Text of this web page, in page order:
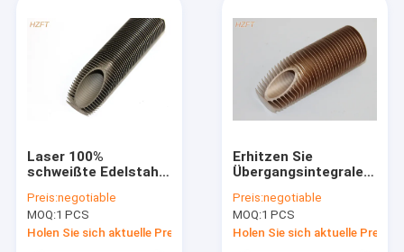
Laser 100%
schweißte Edelstahl-
ätzende Bedingungen
Preis:negotiable
MOQ:1 PCS
Holen Sie sich aktuelle Preis
Erhitzen Sie
Übergangsintegrale
die Formung für
Ölkühler, 14MM
innerer Durchmesser
Preis:negotiable
MOQ:1 PCS
Holen Sie sich aktuelle Preis